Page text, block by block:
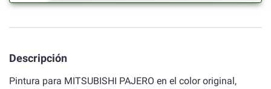
Descripción
Pintura para MITSUBISHI PAJERO en el color original,